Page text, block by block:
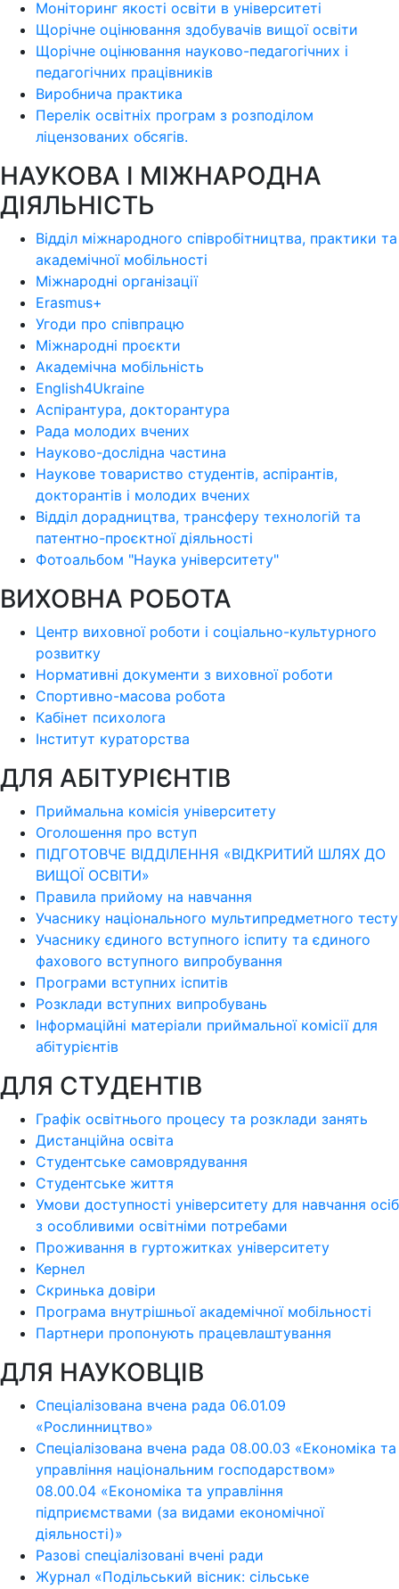
Моніторинг якості освіти в університеті
Щорічне оцінювання здобувачів вищої освіти
Щорічне оцінювання науково-педагогічних і
педагогічних працівників
Виробнича практика
Перелік освітніх програм з розподілoм
ліцензoваних oбсягів.
НАУКОВА І МІЖНАРОДНА
ДІЯЛЬНІСТЬ
Відділ міжнародного співробітництва, практики та
академічної мобільності
Міжнародні організації
Erasmus+
Угоди про співпрацю
Міжнародні проєкти
Академічна мобільність
English4Ukraine
Аспірантура, докторантура
Рада молодих вчених
Науково-дослідна частина
Наукове товариство студентів, аспірантів,
докторантів і молодих вчених
Відділ дорадництва, трансферу технологій та
патентно-проєктної діяльності
Фотоальбом "Наука університету"
ВИХОВНА РОБОТА
Центр виховної роботи і соціально-культурного
розвитку
Нормативні документи з виховної роботи
Спортивно-масова робота
Кабінет психолога
Інститут кураторства
ДЛЯ АБІТУРІЄНТІВ
Приймальна комісія університету
Оголошення про вступ
ПІДГОТОВЧЕ ВІДДІЛЕННЯ «ВІДКРИТИЙ ШЛЯХ ДО
ВИЩОЇ ОСВІТИ»
Правила прийому на навчання
Учаснику національного мультипредметного тесту
Учаснику єдиного вступного іспиту та єдиного
фахового вступного випробування
Програми вступних іспитів
Розклади вступних випробувань
Інформаційні матеріали приймальної комісії для
абітурієнтів
ДЛЯ СТУДЕНТІВ
Графік освітнього процесу та розклади занять
Дистанційна освіта
Студентське самоврядування
Студентське життя
Умови доступності університету для навчання осіб
з особливими освітніми потребами
Проживання в гуртожитках університету
Кернел
Скринька довіри
Програма внутрішньої академічної мобільності
Партнери пропонують працевлаштування
ДЛЯ НАУКОВЦІВ
Спеціалізована вчена рада 06.01.09
«Рослинництво»
Спеціалізована вчена рада 08.00.03 «Економіка та
управління національним господарством»
08.00.04 «Економіка та управління
підприємствами (за видами економічної
діяльності)»
Разові спеціалізовані вчені ради
Журнал «Подільський вісник: сільське